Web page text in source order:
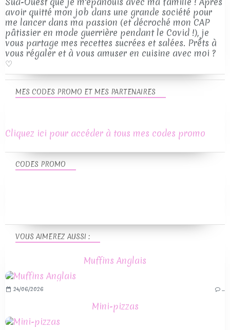
avoir quitté mon job dans une grande société pour
me lancer dans ma passion (et décroché mon CAP
pâtissier en mode guerrière pendant le Covid !), je
vous partage mes recettes sucrées et salées. Prêts à
vous régaler et à vous amuser en cuisine avec moi ?
♡
VOUS AIMEREZ AUSSI :
Muffins Anglais
24/06/2026 …
Mini-pizzas
CODES PROMO
MES CODES PROMO ET MES PARTENAIRES
Cliquez ici pour accéder à tous mes codes promo